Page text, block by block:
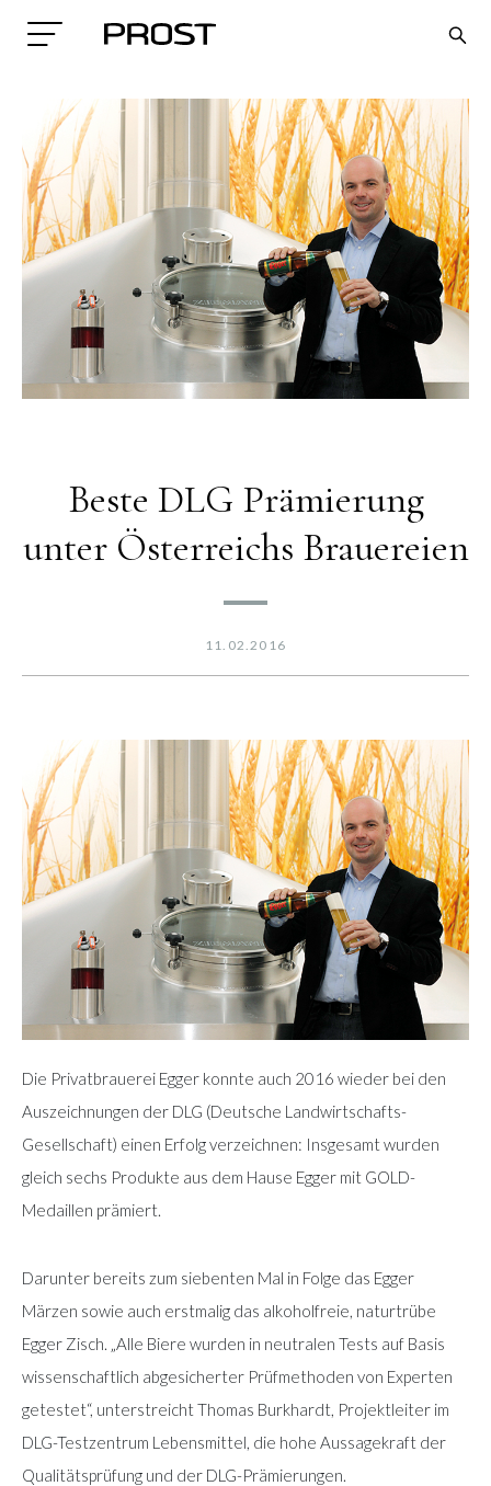
Search
Beste DLG Prämierung
unter Österreichs Brauereien
11.02.2016
Die Privatbrauerei Egger konnte auch 2016 wieder bei den
Auszeichnungen der DLG (Deutsche Landwirtschafts-
Gesellschaft) einen Erfolg verzeichnen: Insgesamt wurden
gleich sechs Produkte aus dem Hause Egger mit GOLD-
Medaillen prämiert.
Darunter bereits zum siebenten Mal in Folge das Egger
Märzen sowie auch erstmalig das alkoholfreie, naturtrübe
Egger Zisch. „Alle Biere wurden in neutralen Tests auf Basis
wissenschaftlich abgesicherter Prüfmethoden von Experten
getestet“, unterstreicht Thomas Burkhardt, Projektleiter im
DLG-Testzentrum Lebensmittel, die hohe Aussagekraft der
Qualitätsprüfung und der DLG-Prämierungen.